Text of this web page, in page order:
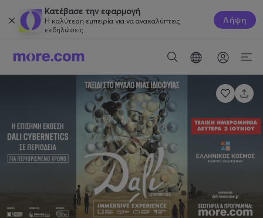
Κατέβασε την εφαρμογή
Η καλύτερη εμπειρία για να ανακαλύπτεις
εκδηλώσεις.
Λήψη